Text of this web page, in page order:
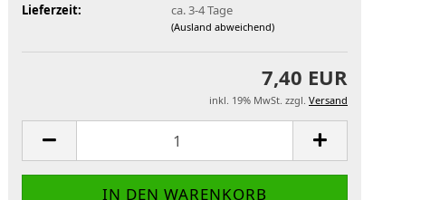
Lieferzeit:
ca. 3-4 Tage
(Ausland abweichend)
7,40 EUR
inkl. 19% MwSt. zzgl. Versand